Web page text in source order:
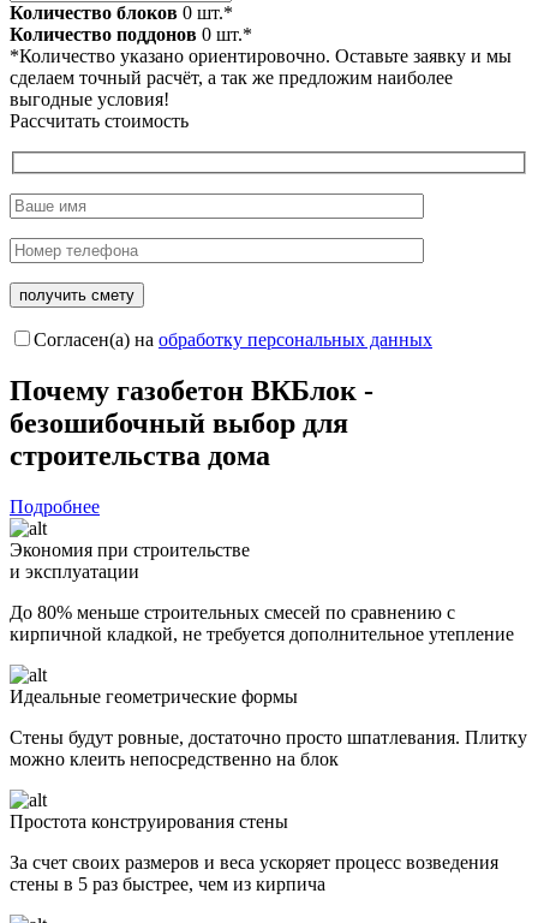
Количество блоков 0 шт.*
Количество поддонов 0 шт.*
*Количество указано ориентировочно. Оставьте заявку и мы
сделаем точный расчёт, а так же предложим наиболее
выгодные условия!
Рассчитать стоимость
Согласен(а) на обработку персональных данных
Почему газобетон ВКБлок -
безошибочный выбор для
строительства дома
Подробнее
Экономия при строительстве
и эксплуатации
До 80% меньше строительных смесей по сравнению с
кирпичной кладкой, не требуется дополнительное утепление
Идеальные геометрические формы
Стены будут ровные, достаточно просто шпатлевания. Плитку
можно клеить непосредственно на блок
Простота конструирования стены
За счет своих размеров и веса ускоряет процесс возведения
стены в 5 раз быстрее, чем из кирпича